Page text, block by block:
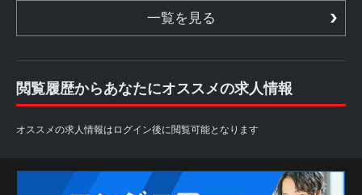
一覧を見る
閲覧履歴からあなたにオススメの求人情報
オススメの求人情報はログイン後に閲覧可能となります